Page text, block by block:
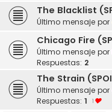
The Blacklist
Último mensaje por
Chicago Fire
Último mensaje por
Respuestas: 2
The Strain
Último mensaje por
Respuestas: 1 1